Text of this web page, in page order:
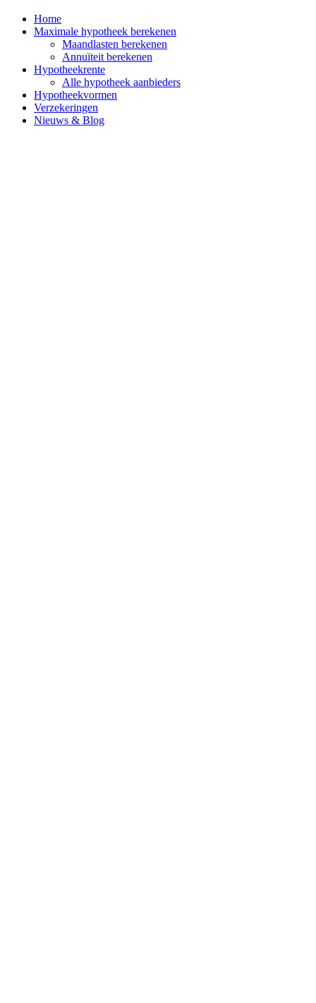
Home
Maximale hypotheek berekenen
Maandlasten berekenen
Annuïteit berekenen
Hypotheekrente
Alle hypotheek aanbieders
Hypotheekvormen
Verzekeringen
Nieuws & Blog